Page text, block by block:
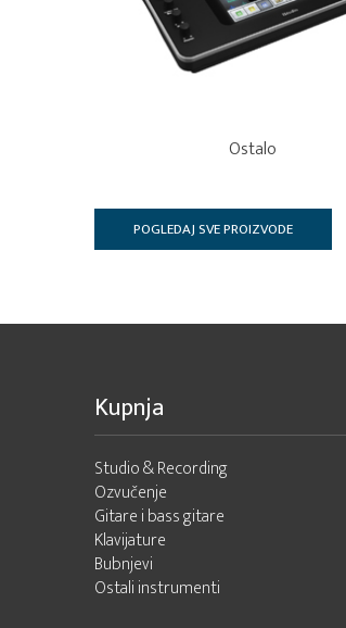
Ostalo
POGLEDAJ SVE PROIZVODE
Kupnja
Studio & Recording
Ozvučenje
Gitare i bass gitare
Klavijature
Bubnjevi
Ostali instrumenti